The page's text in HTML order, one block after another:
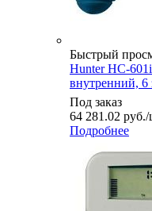
Быстрый
Hunter HC-
внутренний, 6
Под заказ
64 281.02 руб./
Подробнее